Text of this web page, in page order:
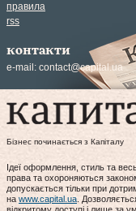
правила
rss
контакти
e-mail: contact@capital.ua
Бізнес починається з Капіталу
Ідеї оформлення, стиль та
права та охороняються
допускається тільки при
на www.capital.ua .